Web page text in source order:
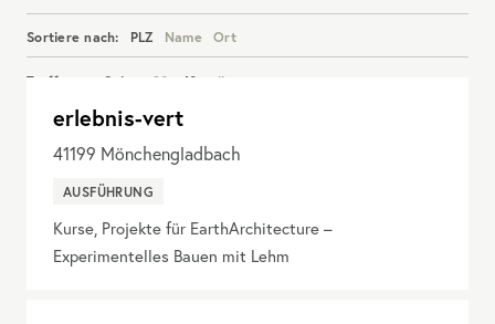
Sortiere nach: PLZ Name Ort
Treffer pro Seite: 20 40 alle
Details anzeigen
erlebnis-vert
41199 Mönchengladbach
AUSFÜHRUNG
Kurse, Projekte für EarthArchitecture –
Experimentelles Bauen mit Lehm